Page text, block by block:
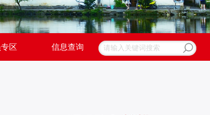
区 信息查询